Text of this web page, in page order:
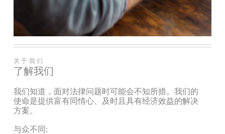
关于我们
了解我们
我们知道，面对法律问题时可能会不知所措。我们的
使命是提供富有同情心、及时且具有经济效益的解决
方案。
与众不同: